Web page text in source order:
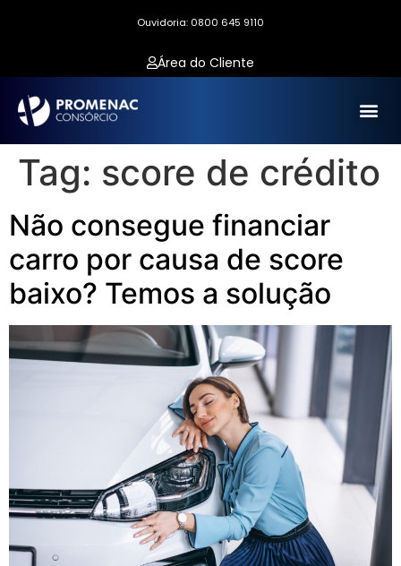
Ouvidoria: 0800 645 9110
Área do Cliente
Tag: score de crédito
Não consegue financiar
carro por causa de score
baixo? Temos a solução